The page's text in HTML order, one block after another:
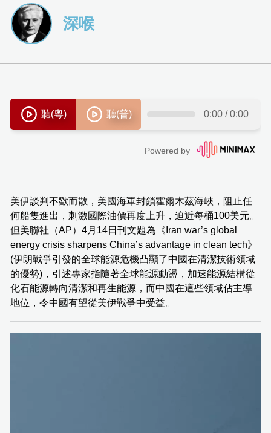
深喉
美伊談判不歡而散，美國海軍封鎖霍爾木茲海峽，阻止任
何船隻進出，刺激國際油價再度上升，迫近每桶100美元。
但美聯社（AP）4月14日刊文題為《Iran war’s global
energy crisis sharpens China’s advantage in clean tech》
(伊朗戰爭引發的全球能源危機凸顯了中國在清潔技術領域
的優勢)，引述專家指隨著全球能源動盪，加速能源結構從
化石能源轉向清潔和再生能源，而中國在這些領域佔主導
地位，令中國有望從美伊戰爭中受益。